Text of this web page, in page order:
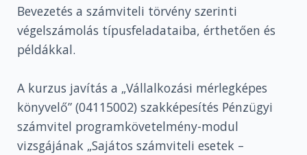
Bevezetés a számviteli törvény szerinti
végelszámolás típusfeladataiba, érthetően és
példákkal.
A kurzus javítás a „Vállalkozási mérlegképes
könyvelő” (04115002) szakképesítés Pénzügyi
számvitel programkövetelmény-modul
vizsgájának „Sajátos számviteli esetek –